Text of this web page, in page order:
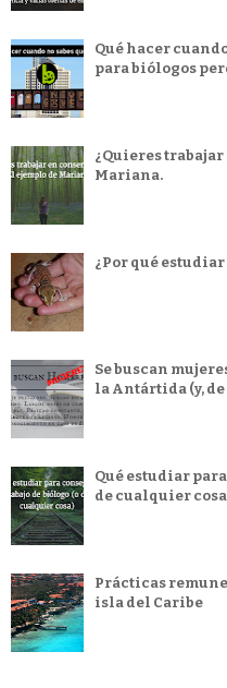
Qué hacer
para biólogos
¿Quieres
Mariana.
¿Por qué
Se buscan
la Antártida (y,
Qué estudiar
de cualquier
Prácticas
isla del Caribe